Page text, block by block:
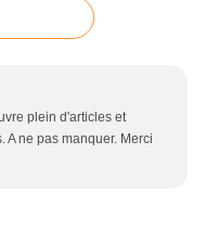
plein d'articles et
A ne pas manquer. Merci